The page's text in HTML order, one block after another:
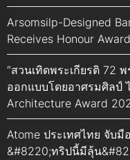
Arsomsilp-Designed
Receives Honour
“สวนเทิดพระเกียรติ 72
ออกแบบโดยอาศรมศิลป์
Architecture Award
Atome ประเทศไทย จับ
&#8220;ทริปนี้มีลุ้น